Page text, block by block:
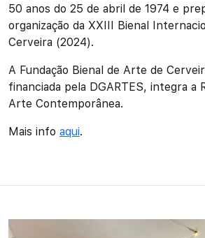
50 anos do 25 de abril de 1974 e
organização da XXIII Bienal
Cerveira (2024).
A Fundação Bienal de Arte de
financiada pela DGARTES, integra a
Arte Contemporânea.
Mais info aqui.